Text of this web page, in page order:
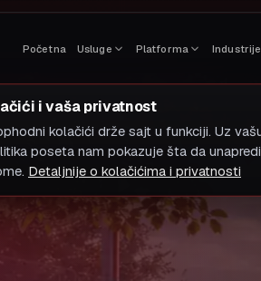
Početna Usluge Platforma Industrije
i vaša privatnost
kolačići drže sajt u funkciji. Uz
poseta nam pokazuje šta da
Detaljnije o kolačićima i privatnosti